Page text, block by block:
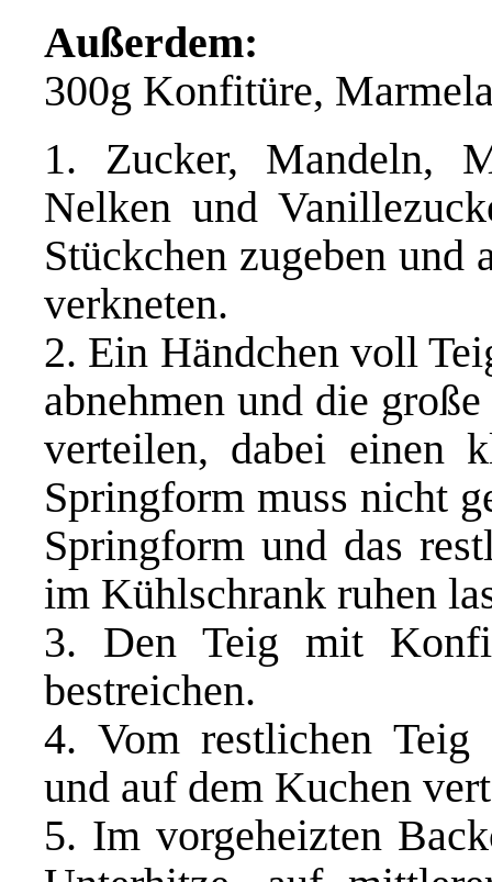
Außerdem:
300g Konfitüre,
1. Zucker, Mandeln,
Nelken und
Stückchen zugeben und
verkneten.
2. Ein Händchen voll
abnehmen und die
verteilen, dabei einen
Springform muss nicht
Springform und das
im Kühlschrank ruhen
3. Den Teig mit
bestreichen.
4. Vom restlichen Teig
und auf dem Kuchen
5. Im vorgeheizten